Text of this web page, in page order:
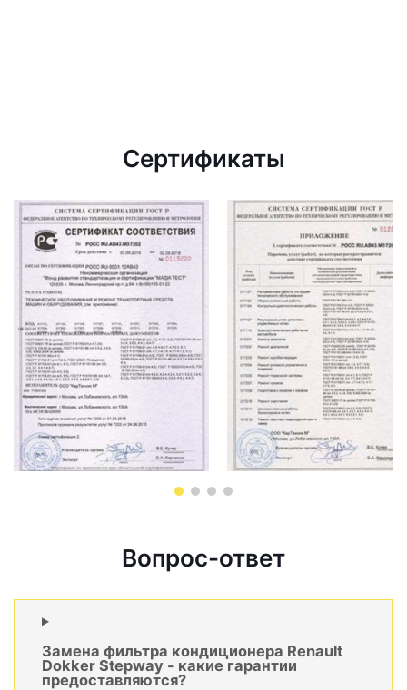
Сертификаты
Вопрос-ответ
Замена фильтра кондиционера Renault
Dokker Stepway - какие гарантии
предоставляются?